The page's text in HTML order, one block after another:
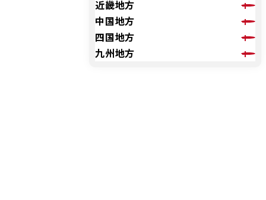
近畿地方
中国地方
四国地方
九州地方